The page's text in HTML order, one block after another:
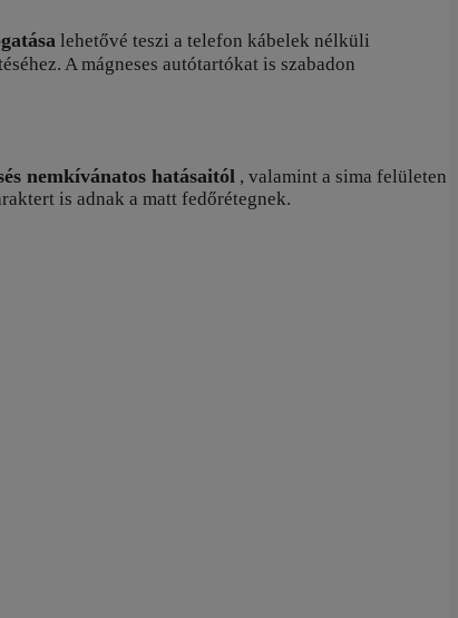
lehetővé teszi a telefon kábelek nélküli
A mágneses autótartókat is szabadon
nemkívánatos hatásaitól , valamint a sima felületen
is adnak a matt fedőrétegnek.